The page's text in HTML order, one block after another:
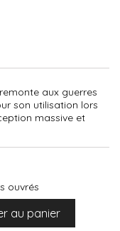
aux guerres
son utilisation lors
massive et
ouvrés
au panier